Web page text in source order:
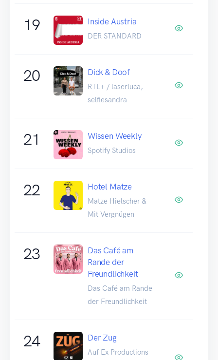
19 Inside Austria
DER STANDARD
20 Dick & Doof
RTL+ / laserluca,
selfiesandra
21 Wissen Weekly
Spotify Studios
22 Hotel Matze
Matze Hielscher &
Mit Vergnügen
23
Das Café am
Rande der
Freundlichkeit
Das Café am Rande
der Freundlichkeit
24 Der Zug
Auf Ex Productions